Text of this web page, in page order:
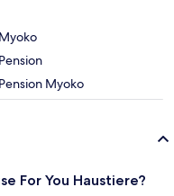
Myoko
For You Haustiere?